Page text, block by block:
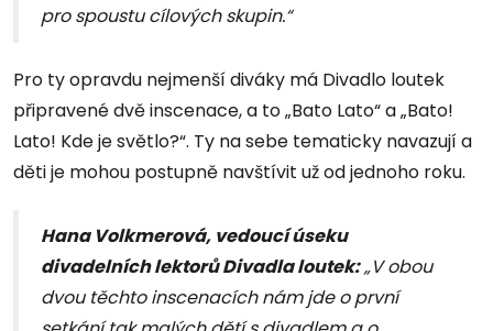
pro spoustu cílových skupin.“
Pro ty opravdu nejmenší diváky má Divadlo loutek
připravené dvě inscenace, a to „Bato Lato“ a „Bato!
Lato! Kde je světlo?“. Ty na sebe tematicky navazují a
děti je mohou postupně navštívit už od jednoho roku.
Hana Volkmerová, vedoucí úseku
divadelních lektorů Divadla loutek:„V obou
dvou těchto inscenacích nám jde o první